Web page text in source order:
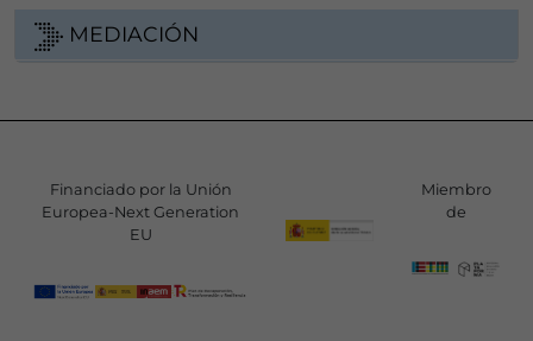
MEDIACIÓN
Financiado por la Unión
Europea-Next Generation
EU
Miembro
de